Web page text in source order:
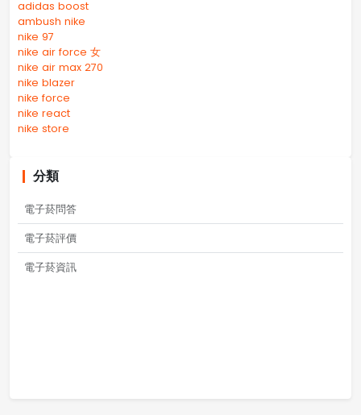
adidas boost
ambush nike
nike 97
nike air force 女
nike air max 270
nike blazer
nike force
nike react
nike store
分類
電子菸問答
電子菸評價
電子菸資訊